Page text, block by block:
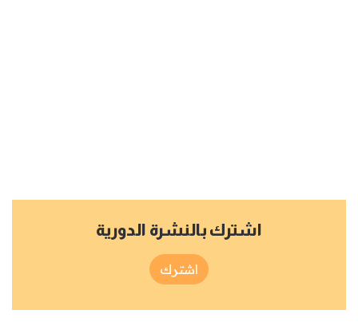
اشترك بالنشرة الدورية
اشترك